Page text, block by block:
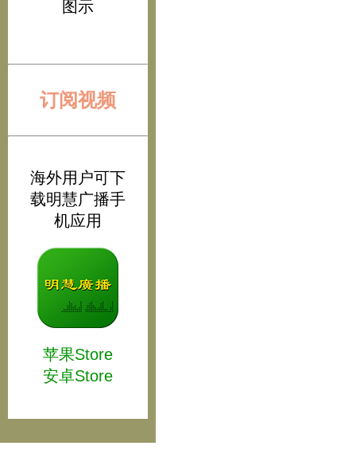
图示
订阅视频
海外用户可下
载明慧广播手
机应用
苹果Store
安卓Store